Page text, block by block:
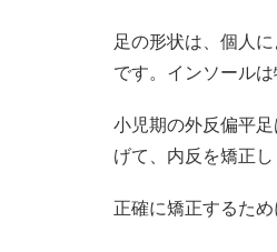
足の形状は、個人
です。インソール
小児期の外反偏平
げて、内反を矯正
正確に矯正するた